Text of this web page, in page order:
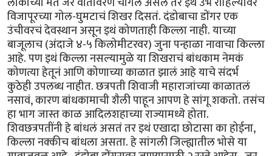
विजापूरच्या गोल-घुमटाचं शिखर दिसतं. दंडोबाचा डोंगर एक
उंचीवरचं देवस्थान असून इथं कोणताही किल्ला नाही. याच्या
बाजूलाच (अंदाजे ४-५ किलोमीटरवर) जुना पन्हाळा नावाचा किल्ला
आहे. पण इथं किल्ला नसल्यामुळे या शिखराचं बांधकाम नेमकं
कोणत्या हेतूनं आणि कोणाच्या काळात झालं आहे याचे संदर्भ
कुठेही उपलब्ध नाहीत. छत्रपती शिवाजी महाराजांच्या काळातलं
नसावं, कारण बांधकामाची शैली पाहून आपण हे सांगू शकतो. तसंच
हा भाग जास्त काळ आदिलशहाच्या राज्यामध्ये होता.
शिवछत्रपतींनी हे बांधलं असतं तर इथं एखादा छोटासा का होईना,
किल्ला नक्कीच बांधला असता. हे सांगली जिल्ह्यातील भोसे या